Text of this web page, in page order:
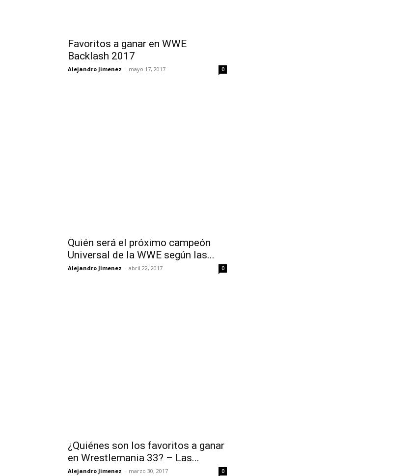
Favoritos a ganar en WWE
Backlash 2017
Alejandro Jimenez - mayo 17, 2017 0
Quién será el próximo campeón
Universal de la WWE según las...
Alejandro Jimenez - abril 22, 2017 0
¿Quiénes son los favoritos a ganar
en Wrestlemania 33? – Las...
Alejandro Jimenez - marzo 30, 2017 0